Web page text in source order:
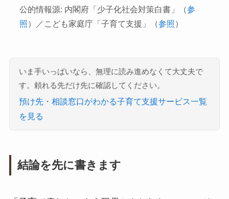
公的情報源: 内閣府「少子化社会対策白書」（参
照）／こども家庭庁「子育て支援」（参照）
いま手いっぱいなら、無理に読み進めなくて大丈夫で
す。頼れる先だけ先に確認してください。
預け先・相談窓口がわかる子育て支援サービス一覧
を見る
結論を先に書きます